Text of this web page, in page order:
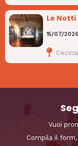
Le
15/07/2026
Cecina
Vuoi
Compila il